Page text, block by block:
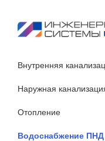
Внутренняя
Наружная
Отопление
Водоснабжение ПНД